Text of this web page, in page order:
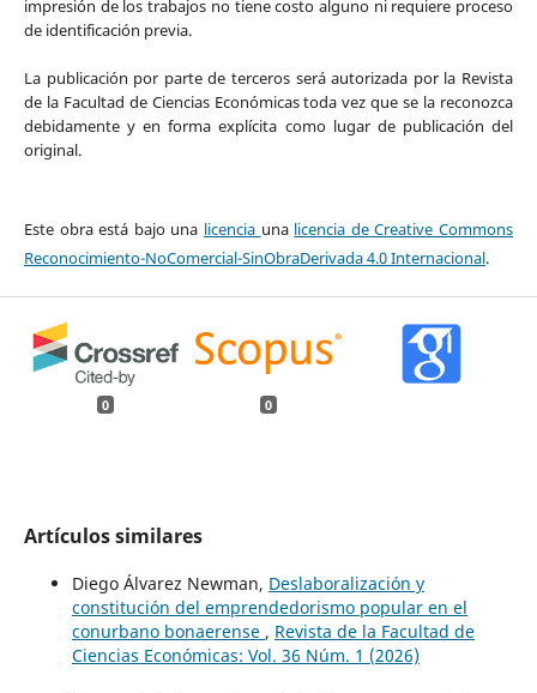
impresión de los trabajos no tiene costo alguno ni requiere proceso
de identificación previa.
La publicación por parte de terceros será autorizada por la Revista
de la Facultad de Ciencias Económicas toda vez que se la reconozca
debidamente y en forma explícita como lugar de publicación del
original.
Este obra está bajo una licencia una licencia de Creative Commons
Reconocimiento-NoComercial-SinObraDerivada 4.0 Internacional.
0 0
Artículos similares
Diego Álvarez Newman, Deslaboralización y
constitución del emprendedorismo popular en el
conurbano bonaerense , Revista de la Facultad de
Ciencias Económicas: Vol. 36 Núm. 1 (2026)